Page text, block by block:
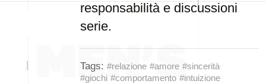
responsabilità e discussioni
serie.
Tags: #relazione #amore #sincerità
#giochi #comportamento #intuizione